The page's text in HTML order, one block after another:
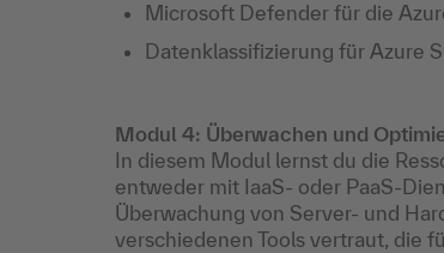
Microsoft Defender für die
Datenklassifizierung für Azure
Modul 4: Überwachen und
In diesem Modul lernst du die
entweder mit IaaS- oder PaaS-
Überwachung von Server- und
verschiedenen Tools vertraut, die